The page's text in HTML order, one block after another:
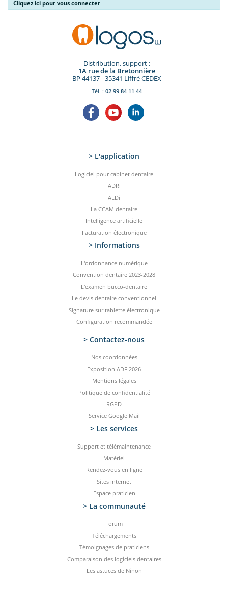
Cliquez ici pour vous connecter
Distribution, support :
1A rue de la Bretonnière
BP 44137 - 35341 Liffré CEDEX
Tél. : 02 99 84 11 44
> L'application
Logiciel pour cabinet dentaire
ADRi
ALDi
La CCAM dentaire
Intelligence artificielle
Facturation électronique
> Informations
L'ordonnance numérique
Convention dentaire 2023-2028
L'examen bucco-dentaire
Le devis dentaire conventionnel
Signature sur tablette électronique
Configuration recommandée
> Contactez-­nous
Nos coordonnées
Exposition ADF 2026
Mentions légales
Politique de confidentialité
RGPD
Service Google Mail
> Les services
Support et télémaintenance
Matériel
Rendez-vous en ligne
Sites internet
Espace praticien
> La communauté
Forum
Téléchargements
Témoignages de praticiens
Comparaison des logiciels dentaires
Les astuces de Ninon